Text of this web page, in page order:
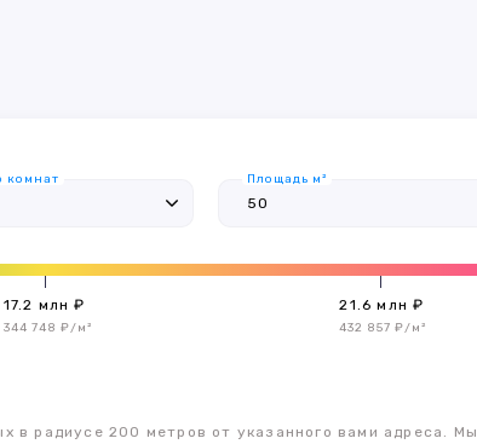
комнат Площадь м²
17.2 млн ₽
344 748 ₽/м²
21.6 млн ₽
432 857 ₽/м²
в радиусе 200 метров от указанного вами адреса. Мы